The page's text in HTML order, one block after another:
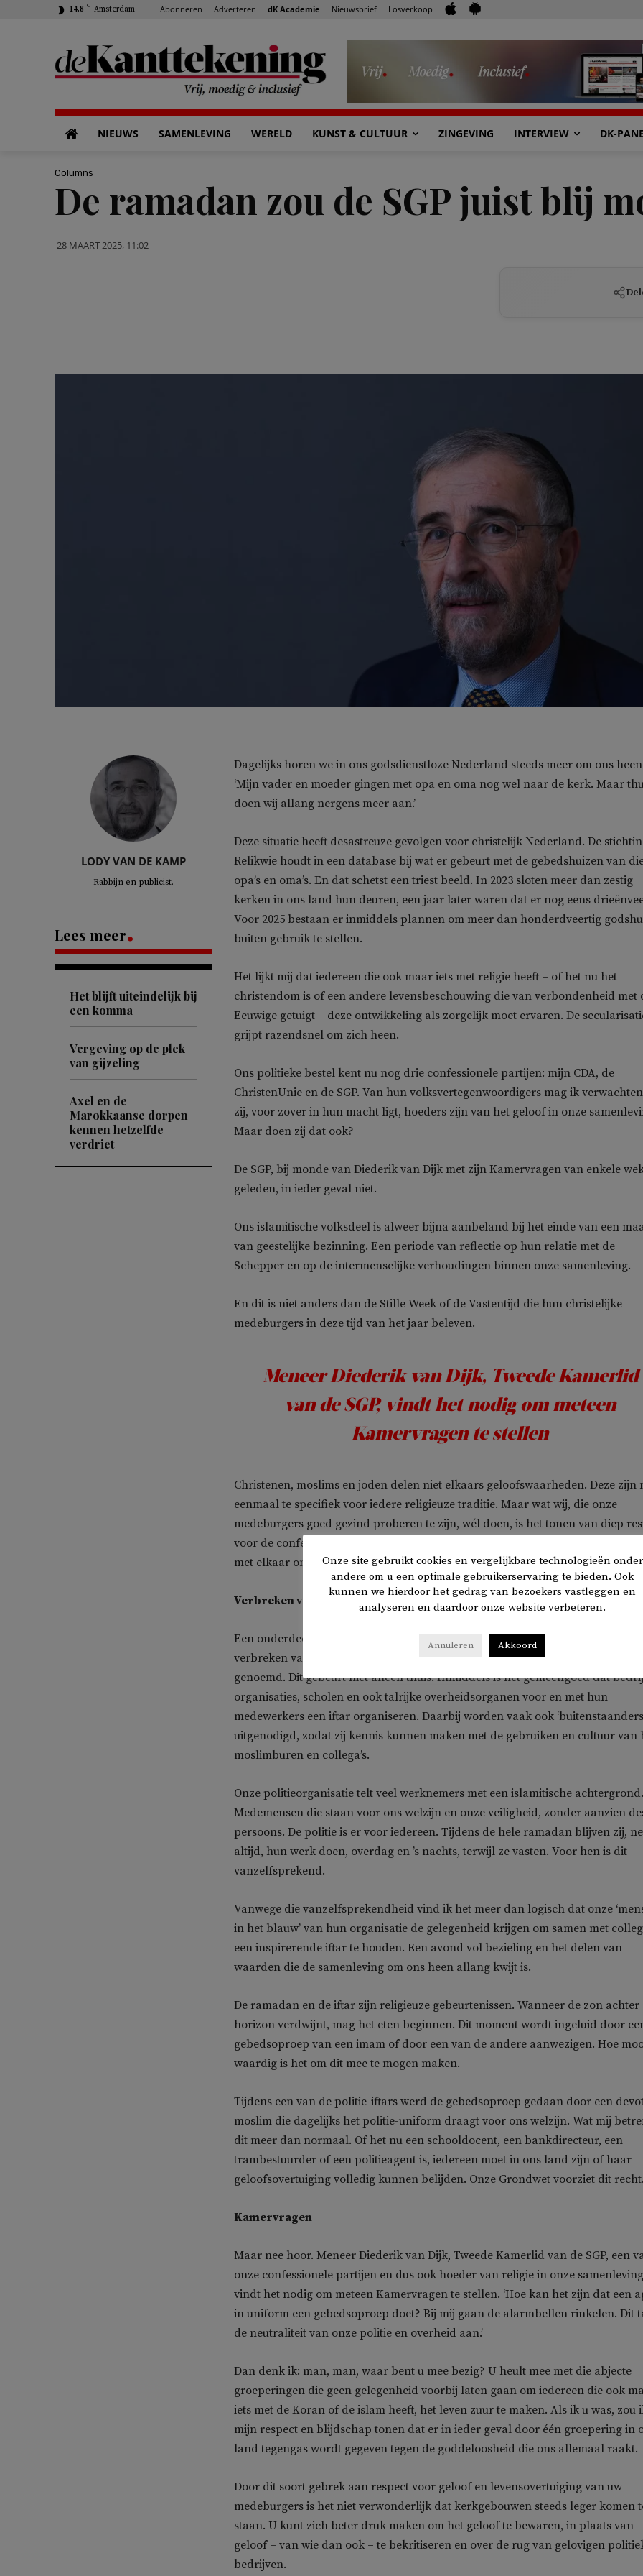
14.8 C Amsterdam Abonneren Adverteren dK Academie Nieuwsbrief Losverkoop
NIEUWS SAMENLEVING WERELD KUNST & CULTUUR ZINGEVING INTERVIEW DK-
Columns
De ramadan zou de SGP juist blij
28 MAART 2025, 11:02
LODY VAN DE KAMP
Rabbijn en publicist.
Lees meer
Het blijft uiteindelijk bij
een komma
Vergeving op de plek
van gijzeling
Axel en de
Marokkaanse dorpen
kennen hetzelfde
verdriet
Dagelijks horen we in ons godsdienstloze Nederland steeds meer om ons
‘Mijn vader en moeder gingen met opa en oma nog wel naar de kerk. Maar
doen wij allang nergens meer aan.’
Deze situatie heeft desastreuze gevolgen voor christelijk Nederland. De
Relikwie houdt in een database bij wat er gebeurt met de gebedshuizen van
opa’s en oma’s. En dat schetst een triest beeld. In 2023 sloten meer dan zestig
kerken in ons land hun deuren, een jaar later waren dat er nog eens
Voor 2025 bestaan er inmiddels plannen om meer dan honderdveertig
buiten gebruik te stellen.
Het lijkt mij dat iedereen die ook maar iets met religie heeft – of het nu het
christendom is of een andere levensbeschouwing die van verbondenheid met
Eeuwige getuigt – deze ontwikkeling als zorgelijk moet ervaren. De
grijpt razendsnel om zich heen.
Ons politieke bestel kent nu nog drie confessionele partijen: mijn CDA, de
ChristenUnie en de SGP. Van hun volksvertegenwoordigers mag ik
zij, voor zover in hun macht ligt, hoeders zijn van het geloof in onze
Maar doen zij dat ook?
De SGP, bij monde van Diederik van Dijk met zijn Kamervragen van enkele
geleden, in ieder geval niet.
Ons islamitische volksdeel is alweer bijna aanbeland bij het einde van een
van geestelijke bezinning. Een periode van reflectie op hun relatie met de
Schepper en op de intermenselijke verhoudingen binnen onze samenleving.
En dit is niet anders dan de Stille Week of de Vastentijd die hun christelijke
medeburgers in deze tijd van het jaar beleven.
Meneer Diederik van Dijk, Tweede Kamerlid
van de SGP, vindt het nodig om meteen
Kamervragen te stellen
Christenen, moslims en joden delen niet elkaars geloofswaarheden. Deze zijn
eenmaal te specifiek voor iedere religieuze traditie. Maar wat wij, die onze
medeburgers goed gezind proberen te zijn, wél doen, is het tonen van diep
voor de confessie en geloofsovertuiging van de ander. Zo gaan wij in Nederland
met elkaar om.
Verbreken van het vasten
Een onderdeel van de islamitische vastenmaand ramadan is het dagelijks
verbreken van het vasten bij zonsondergang met de maaltijd die iftar wordt
genoemd. Dit gebeurt niet alleen thuis. Inmiddels is het gemeengoed dat
organisaties, scholen en ook talrijke overheidsorganen voor en met hun
medewerkers een iftar organiseren. Daarbij worden vaak ook
uitgenodigd, zodat zij kennis kunnen maken met de gebruiken en cultuur van
moslimburen en collega’s.
Onze politieorganisatie telt veel werknemers met een islamitische achtergrond.
Medemensen die staan voor ons welzijn en onze veiligheid, zonder aanzien
persoons. De politie is er voor iedereen. Tijdens de hele ramadan blijven zij,
altijd, hun werk doen, overdag en ’s nachts, terwijl ze vasten. Voor hen is dit
vanzelfsprekend.
Vanwege die vanzelfsprekendheid vind ik het meer dan logisch dat onze
in het blauw’ van hun organisatie de gelegenheid krijgen om samen met
een inspirerende iftar te houden. Een avond vol bezieling en het delen van
waarden die de samenleving om ons heen allang kwijt is.
De ramadan en de iftar zijn religieuze gebeurtenissen. Wanneer de zon achter
horizon verdwijnt, mag het eten beginnen. Dit moment wordt ingeluid door
gebedsoproep van een imam of door een van de andere aanwezigen. Hoe
waardig is het om dit mee te mogen maken.
Tijdens een van de politie-iftars werd de gebedsoproep gedaan door een
moslim die dagelijks het politie-uniform draagt voor ons welzijn. Wat mij
dit meer dan normaal. Of het nu een schooldocent, een bankdirecteur, een
trambestuurder of een politieagent is, iedereen moet in ons land zijn of haar
geloofsovertuiging volledig kunnen belijden. Onze Grondwet voorziet dit recht.
Kamervragen
Maar nee hoor. Meneer Diederik van Dijk, Tweede Kamerlid van de SGP, een
onze confessionele partijen en dus ook hoeder van religie in onze
vindt het nodig om meteen Kamervragen te stellen. ‘Hoe kan het zijn dat een
in uniform een gebedsoproep doet? Bij mij gaan de alarmbellen rinkelen. Dit
de neutraliteit van onze politie en overheid aan.’
Dan denk ik: man, man, waar bent u mee bezig? U heult mee met die abjecte
groeperingen die geen gelegenheid voorbij laten gaan om iedereen die ook
iets met de Koran of de islam heeft, het leven zuur te maken. Als ik u was, zou
mijn respect en blijdschap tonen dat er in ieder geval door één groepering in
land tegengas wordt gegeven tegen de goddeloosheid die ons allemaal raakt.
Door dit soort gebrek aan respect voor geloof en levensovertuiging van uw
medeburgers is het niet verwonderlijk dat kerkgebouwen steeds leger komen
staan. U kunt zich beter druk maken om het geloof te bewaren, in plaats van
geloof – van wie dan ook – te bekritiseren en over de rug van gelovigen
bedrijven.
Onze site gebruikt cookies en vergelijkbare technologieën onder
andere om u een optimale gebruikerservaring te bieden. Ook
kunnen we hierdoor het gedrag van bezoekers vastleggen en
analyseren en daardoor onze website verbeteren.
Annuleren Akkoord